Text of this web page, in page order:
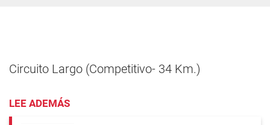
Circuito Largo (Competitivo- 34 Km.)
LEE ADEMÁS